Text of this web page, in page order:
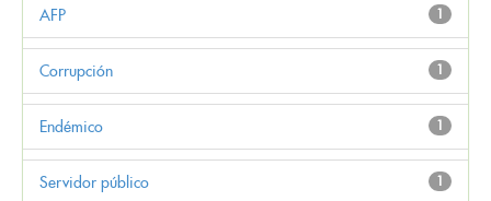
1
AFP
1
Corrupción
1
Endémico
1
Servidor público